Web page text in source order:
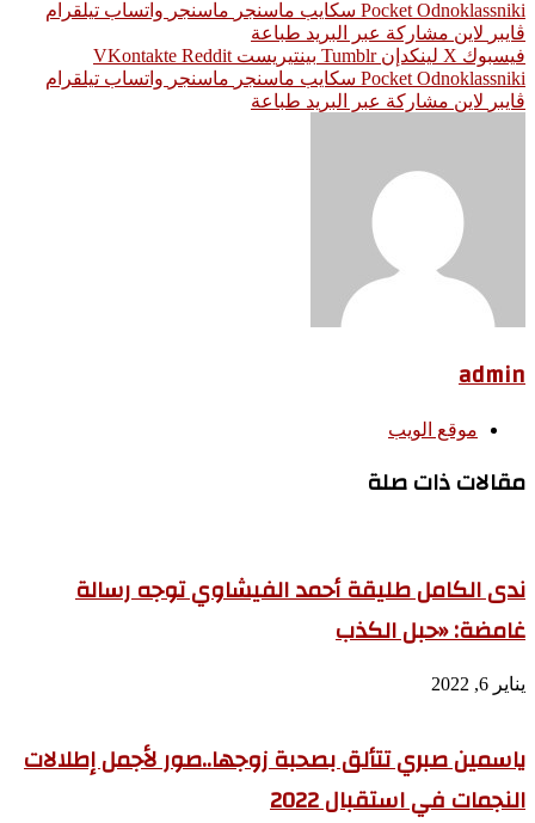
Odnoklassniki
‫Pocket سكايب ماسنجر ماسنجر واتساب تيلقرام
ڤايبر لاين مشاركة عبر البريد طباعة
فيسبوك ‫X لينكدإن بينتيريست
Odnoklassniki
‫Pocket سكايب ماسنجر ماسنجر واتساب تيلقرام
ڤايبر لاين مشاركة عبر البريد طباعة
admin
موقع الويب
مقالات ذات صلة
ندى الكامل طليقة أحمد الفيشاوي توجه رسالة
غامضة: «حبل الكذب
يناير 6, 2022
ياسمين صبري تتألق بصحبة زوجها..صور لأجمل إطلالات
النجمات في استقبال 2022